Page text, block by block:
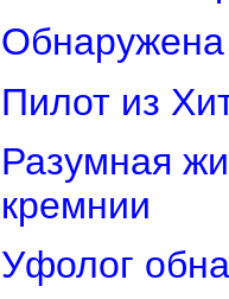
Обнаружена
Пилот из
Разумная
кремнии
Уфолог